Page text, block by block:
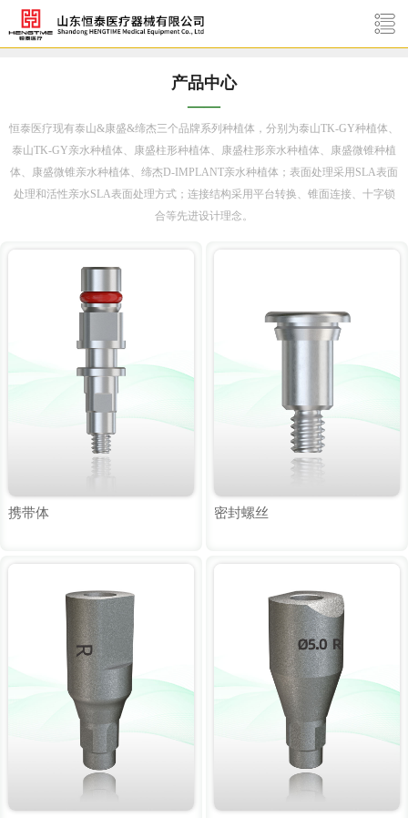
产品中心
——
恒泰医疗现有泰山&康盛&缔杰三个品牌系列种植体 ，分别为泰山TK-GY种植体、
泰山TK-GY亲水种植体、康盛柱形种植体、康盛柱形亲水种植体、康盛微锥种植
体、康盛微锥亲水种植体、 缔杰D-IMPLANT亲水种植体 ；表面处理采用SLA表面
处理和活性亲水SLA表面处理方式；连接结构采用平台转换、锥面连接、十字锁
合等先进设计理念。
携带体 密封螺丝